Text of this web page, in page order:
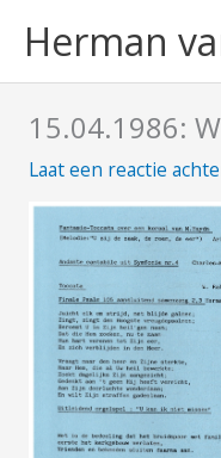
naarHerman
15.04.1986:
Laat een reactie